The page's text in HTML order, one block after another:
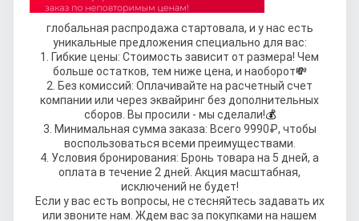
глобальная распродажа стартовала, и у нас есть
уникальные предложения специально для вас:
1. Гибкие цены: Стоимость зависит от размера! Чем
больше остатков, тем ниже цена, и наоборот💸
2. Без комиссий: Оплачивайте на расчетный счет
компании или через эквайринг без дополнительных
сборов. Вы просили - мы сделали!💰
3. Минимальная сумма заказа: Всего 9990₽, чтобы
воспользоваться всеми преимуществами.
4. Условия бронирования: Бронь товара на 5 дней, а
оплата в течение 2 дней. Акция масштабная,
исключений не будет!
Если у вас есть вопросы, не стесняйтесь задавать их
или звоните нам. Ждем вас за покупками на нашем